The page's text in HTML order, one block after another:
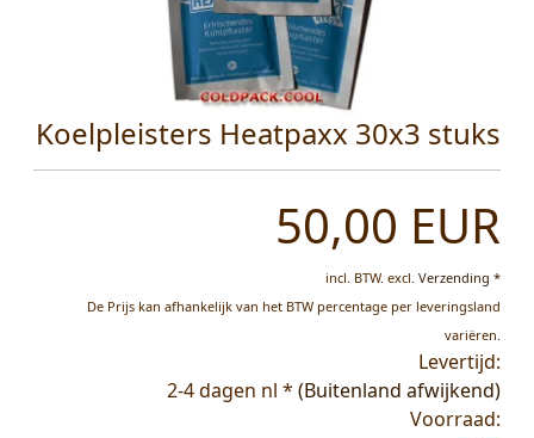
Koelpleisters Heatpaxx 30x3 stuks
50,00 EUR
incl. BTW. excl. Verzending *
De Prijs kan afhankelijk van het BTW percentage per leveringsland
variëren.
Levertijd:
2-4 dagen nl * (Buitenland afwijkend)
Voorraad: